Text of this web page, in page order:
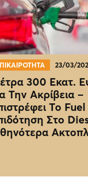
23/03/
300 Εκατ.
Την Ακρίβεια –
Το Fuel
Στο